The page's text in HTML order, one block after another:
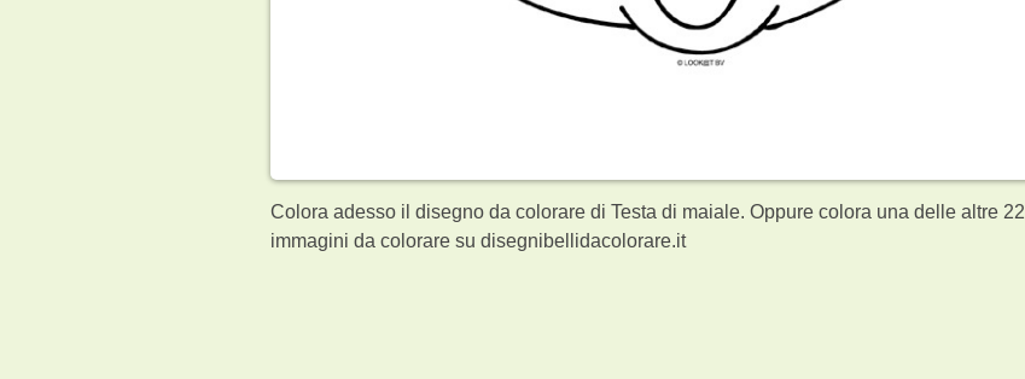
Colora adesso il disegno da colorare di Testa di maiale. Oppure colora una delle altre 22
immagini da colorare su disegnibellidacolorare.it